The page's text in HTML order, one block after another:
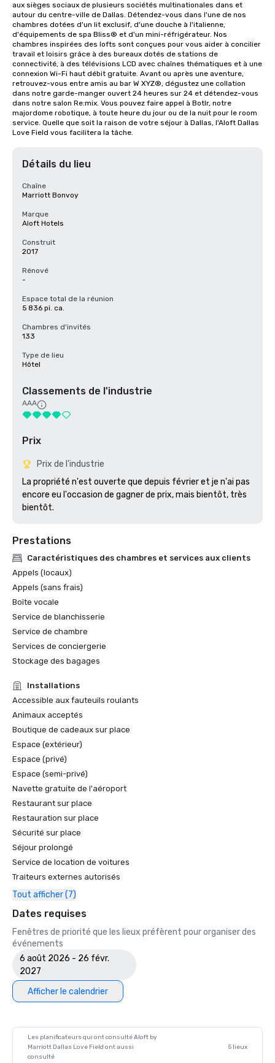
aux sièges sociaux de plusieurs sociétés multinationales dans et
autour du centre-ville de Dallas. Détendez-vous dans l'une de nos
chambres dotées d'un lit exclusif, d'une douche à l'italienne,
d'équipements de spa Bliss® et d'un mini-réfrigérateur. Nos
chambres inspirées des lofts sont conçues pour vous aider à concilier
travail et loisirs grâce à des bureaux dotés de stations de
connectivité, à des télévisions LCD avec chaînes thématiques et à une
connexion Wi-Fi haut débit gratuite. Avant ou après une aventure,
retrouvez-vous entre amis au bar W XYZ®, dégustez une collation
dans notre garde-manger ouvert 24 heures sur 24 et détendez-vous
dans notre salon Re:mix. Vous pouvez faire appel à Botlr, notre
majordome robotique, à toute heure du jour ou de la nuit pour le room
service. Quelle que soit la raison de votre séjour à Dallas, l'Aloft Dallas
Love Field vous facilitera la tâche.
Détails du lieu
Chaîne
Marriott Bonvoy
Marque
Aloft Hotels
Construit
2017
Rénové
-
Espace total de la réunion
5 836 pi. ca.
Chambres d'invités
133
Type de lieu
Hôtel
Classements de l'industrie
AAA
Prix
Prix de l'industrie
La propriété n'est ouverte que depuis février et je n'ai pas
encore eu l'occasion de gagner de prix, mais bientôt, très
bientôt.
Prestations
Caractéristiques des chambres et services aux clients
Appels (locaux)
Appels (sans frais)
Boîte vocale
Service de blanchisserie
Service de chambre
Services de conciergerie
Stockage des bagages
Installations
Accessible aux fauteuils roulants
Animaux acceptés
Boutique de cadeaux sur place
Espace (extérieur)
Espace (privé)
Espace (semi-privé)
Navette gratuite de l'aéroport
Restaurant sur place
Restauration sur place
Sécurité sur place
Séjour prolongé
Service de location de voitures
Traiteurs externes autorisés
Tout afficher (7)
Dates requises
Fenêtres de priorité que les lieux préfèrent pour organiser des
événements
6 août 2026 - 26 févr.
2027
Afficher le calendrier
Les planificateurs qui ont consulté Aloft by
Marriott Dallas Love Field ont aussi
consulté
5 lieux